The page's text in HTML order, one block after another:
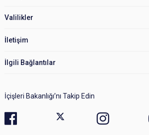
Valilikler
İletişim
İlgili Bağlantılar
İçişleri Bakanlığı’nı Takip Edin